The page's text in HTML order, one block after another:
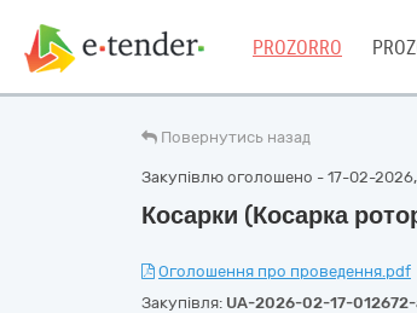
PROZORRO
Повернутись назад
Закупівлю оголошено - 17-02-2026,
Косарки (Косарка
Оголошення про проведення.pdf
Закупівля: UA-2026-02-17-